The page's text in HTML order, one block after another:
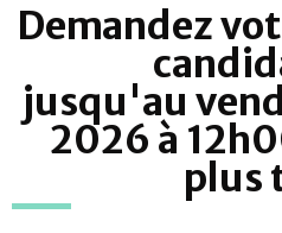
Demandez
jusqu'au
2026 à
plus